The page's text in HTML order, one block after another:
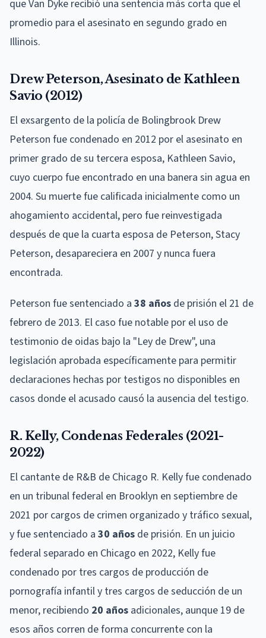
que Van Dyke recibió una sentencia más corta que el
promedio para el asesinato en segundo grado en
Illinois.
Drew Peterson, Asesinato de Kathleen
Savio (2012)
El exsargento de la policía de Bolingbrook Drew
Peterson fue condenado en 2012 por el asesinato en
primer grado de su tercera esposa, Kathleen Savio,
cuyo cuerpo fue encontrado en una banera sin agua en
2004. Su muerte fue calificada inicialmente como un
ahogamiento accidental, pero fue reinvestigada
después de que la cuarta esposa de Peterson, Stacy
Peterson, desapareciera en 2007 y nunca fuera
encontrada.
Peterson fue sentenciado a 38 años de prisión el 21 de
febrero de 2013. El caso fue notable por el uso de
testimonio de oidas bajo la "Ley de Drew", una
legislación aprobada específicamente para permitir
declaraciones hechas por testigos no disponibles en
casos donde el acusado causó la ausencia del testigo.
R. Kelly, Condenas Federales (2021-
2022)
El cantante de R&B de Chicago R. Kelly fue condenado
en un tribunal federal en Brooklyn en septiembre de
2021 por cargos de crimen organizado y tráfico sexual,
y fue sentenciado a 30 años de prisión. En un juicio
federal separado en Chicago en 2022, Kelly fue
condenado por tres cargos de producción de
pornografía infantil y tres cargos de seducción de un
menor, recibiendo 20 años adicionales, aunque 19 de
esos años corren de forma concurrente con la